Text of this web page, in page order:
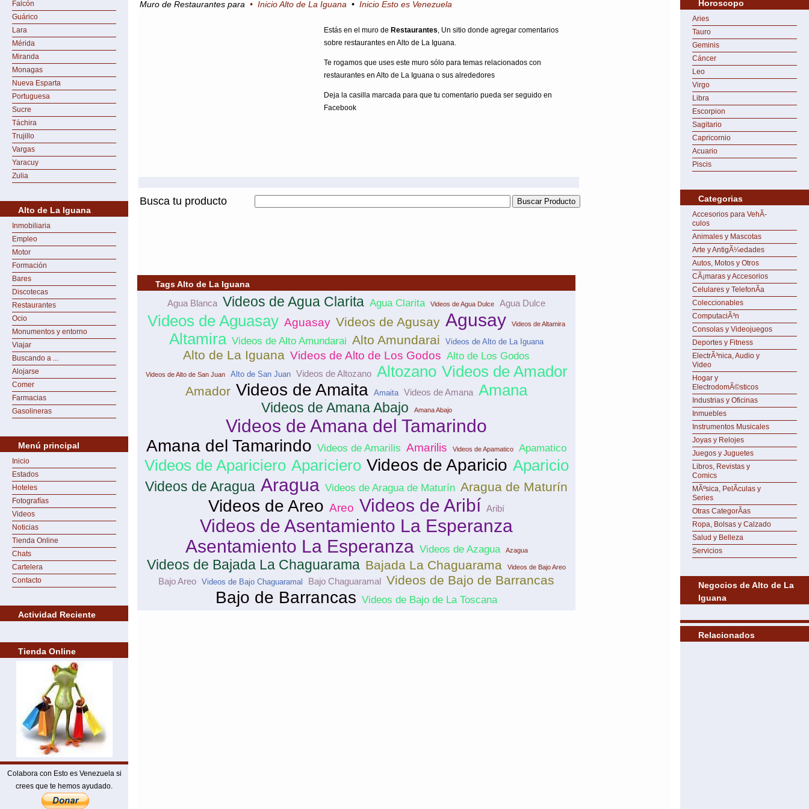
Falcón
Guárico
Lara
Mérida
Miranda
Monagas
Nueva Esparta
Portuguesa
Sucre
Táchira
Trujillo
Vargas
Yaracuy
Zulia
Alto de La Iguana
Inmobiliaria
Empleo
Motor
Formación
Bares
Discotecas
Restaurantes
Ocio
Monumentos y entorno
Viajar
Buscando a ...
Alojarse
Comer
Farmacias
Gasolineras
Menú principal
Inicio
Estados
Hoteles
Fotografías
Videos
Noticias
Tienda Online
Chats
Cartelera
Contacto
Actividad Reciente
Tienda Online
Colabora con Esto es Venezuela si
crees que te hemos ayudado.
Muro de Restaurantes para • Inicio Alto de La Iguana • Inicio Esto es Venezuela
Estás en el muro de Restaurantes, Un sitio donde agregar comentarios
sobre restaurantes en Alto de La Iguana.
Te rogamos que uses este muro sólo para temas relacionados con
restaurantes en Alto de La Iguana o sus alrededores
Deja la casilla marcada para que tu comentario pueda ser seguido en
Facebook
Busca tu producto
Tags Alto de La Iguana
Agua Blanca Videos de Agua Clarita Agua Clarita Videos de Agua Dulce Agua Dulce
Videos de Aguasay Aguasay Videos de Agusay Agusay Videos de Altamira
Altamira Videos de Alto Amundarai Alto Amundarai Videos de Alto de La Iguana
Alto de La Iguana Videos de Alto de Los Godos Alto de Los Godos
Videos de Alto de San Juan Alto de San Juan Videos de Altozano Altozano Videos de Amador
Amador Videos de Amaita Amaita Videos de Amana Amana
Videos de Amana Abajo Amana Abajo
Videos de Amana del Tamarindo
Amana del Tamarindo Videos de Amarilis Amarilis Videos de Apamatico Apamatico
Videos de Apariciero Apariciero Videos de Aparicio Aparicio
Videos de Aragua Aragua Videos de Aragua de Maturín Aragua de Maturín
Videos de Areo Areo Videos de Aribí Aribí
Videos de Asentamiento La Esperanza
Asentamiento La Esperanza Videos de Azagua Azagua
Videos de Bajada La Chaguarama Bajada La Chaguarama Videos de Bajo Areo
Bajo Areo Videos de Bajo Chaguaramal Bajo Chaguaramal Videos de Bajo de Barrancas
Bajo de Barrancas Videos de Bajo de La Toscana
Horoscopo
Aries
Tauro
Geminis
Cáncer
Leo
Virgo
Libra
Escorpion
Sagitario
Capricornio
Acuario
Piscis
Categorias
Accesorios para VehÃ­
culos
Animales y Mascotas
Arte y AntigÃ¼edades
Autos, Motos y Otros
CÃ¡maras y Accesorios
Celulares y TelefonÃ­a
Coleccionables
ComputaciÃ³n
Consolas y Videojuegos
Deportes y Fitness
ElectrÃ³nica, Audio y
Video
Hogar y
ElectrodomÃ©sticos
Industrias y Oficinas
Inmuebles
Instrumentos Musicales
Joyas y Relojes
Juegos y Juguetes
Libros, Revistas y
Comics
MÃºsica, PelÃ­culas y
Series
Otras CategorÃ­as
Ropa, Bolsas y Calzado
Salud y Belleza
Servicios
Negocios de Alto de La
Iguana
Relacionados